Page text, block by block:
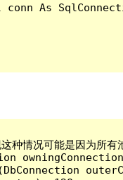
conn As
况可能是因为所有